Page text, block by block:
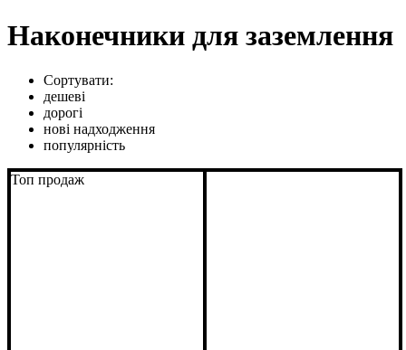
Наконечники для заземлення
Сортувати:
дешеві
дорогі
нові надходження
популярність
Топ продаж